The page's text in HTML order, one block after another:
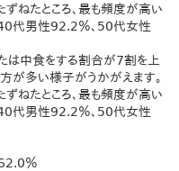
ねたところ、最も頻度が高い
代男性92.2％、50代女性
は中食をする割合が7割を上
が多い様子がうかがえます。
ねたところ、最も頻度が高い
代男性92.2％、50代女性
％